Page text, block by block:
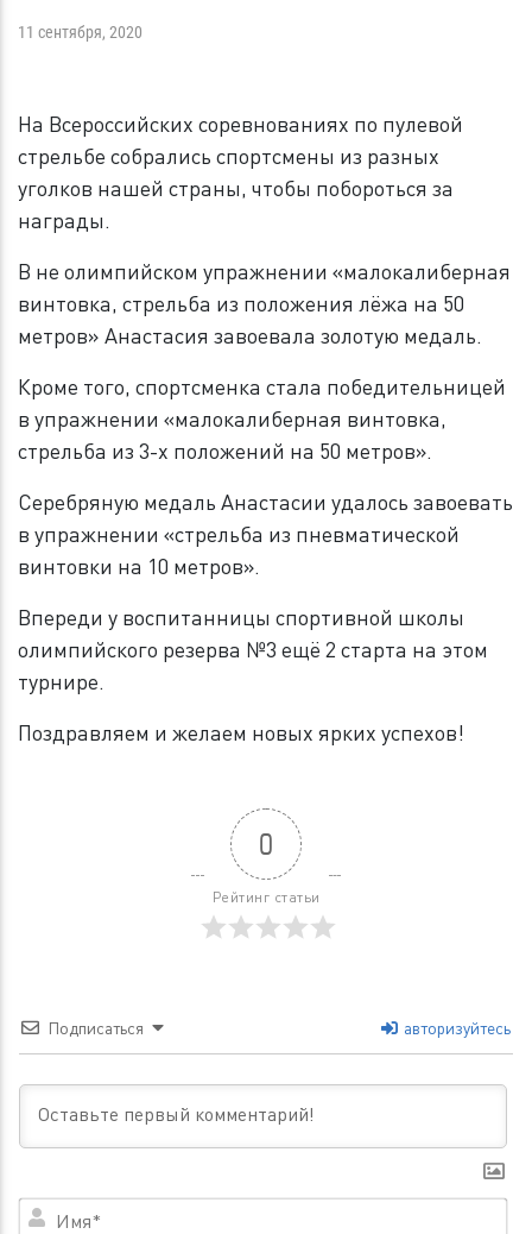
11 сентября, 2020
На Всероссийских соревнованиях по пулевой
стрельбе собрались спортсмены из разных
уголков нашей страны, чтобы побороться за
награды.
В не олимпийском упражнении «малокалиберная
винтовка, стрельба из положения лёжа на 50
метров» Анастасия завоевала золотую медаль.
Кроме того, спортсменка стала победительницей
в упражнении «малокалиберная винтовка,
стрельба из 3-х положений на 50 метров».
Серебряную медаль Анастасии удалось завоевать
в упражнении «стрельба из пневматической
винтовки на 10 метров».
Впереди у воспитанницы спортивной школы
олимпийского резерва №3 ещё 2 старта на этом
турнире.
Поздравляем и желаем новых ярких успехов!
0
Рейтинг статьи
Подписаться авторизуйтесь